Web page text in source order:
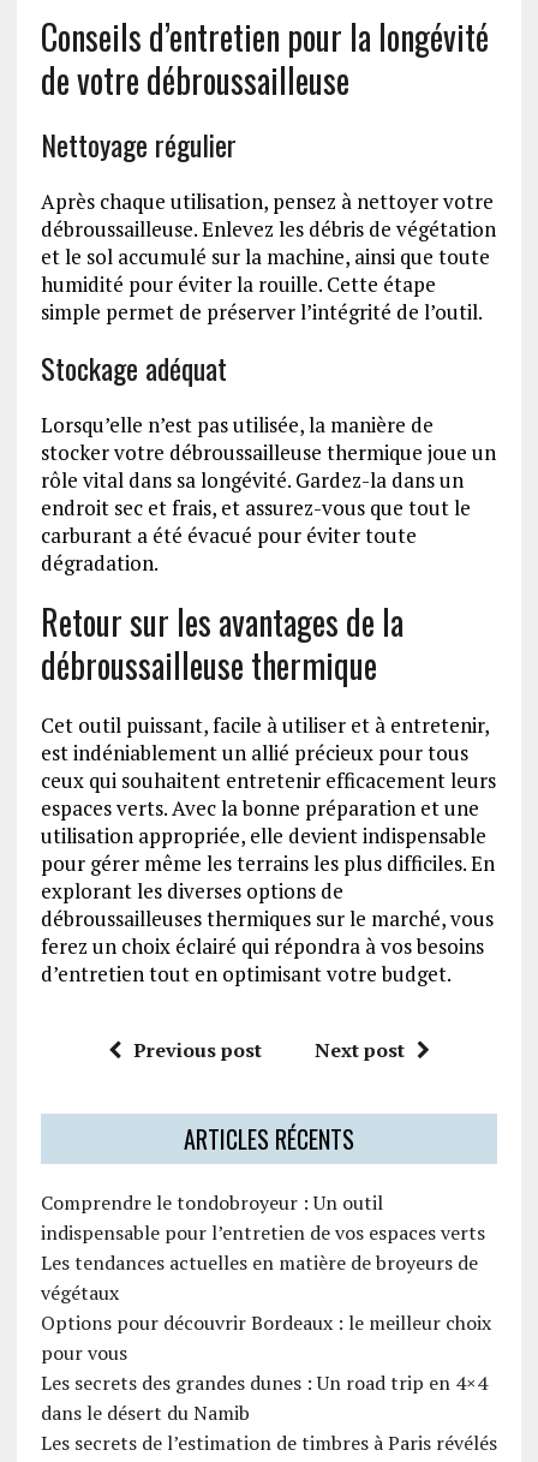
Conseils d’entretien pour la longévité
de votre débroussailleuse
Nettoyage régulier
Après chaque utilisation, pensez à nettoyer votre
débroussailleuse. Enlevez les débris de végétation
et le sol accumulé sur la machine, ainsi que toute
humidité pour éviter la rouille. Cette étape
simple permet de préserver l’intégrité de l’outil.
Stockage adéquat
Lorsqu’elle n’est pas utilisée, la manière de
stocker votre débroussailleuse thermique joue un
rôle vital dans sa longévité. Gardez-la dans un
endroit sec et frais, et assurez-vous que tout le
carburant a été évacué pour éviter toute
dégradation.
Retour sur les avantages de la
débroussailleuse thermique
Cet outil puissant, facile à utiliser et à entretenir,
est indéniablement un allié précieux pour tous
ceux qui souhaitent entretenir efficacement leurs
espaces verts. Avec la bonne préparation et une
utilisation appropriée, elle devient indispensable
pour gérer même les terrains les plus difficiles. En
explorant les diverses options de
débroussailleuses thermiques sur le marché, vous
ferez un choix éclairé qui répondra à vos besoins
d’entretien tout en optimisant votre budget.
Previous post Next post
ARTICLES RÉCENTS
Comprendre le tondobroyeur : Un outil
indispensable pour l’entretien de vos espaces verts
Les tendances actuelles en matière de broyeurs de
végétaux
Options pour découvrir Bordeaux : le meilleur choix
pour vous
Les secrets des grandes dunes : Un road trip en 4×4
dans le désert du Namib
Les secrets de l’estimation de timbres à Paris révélés